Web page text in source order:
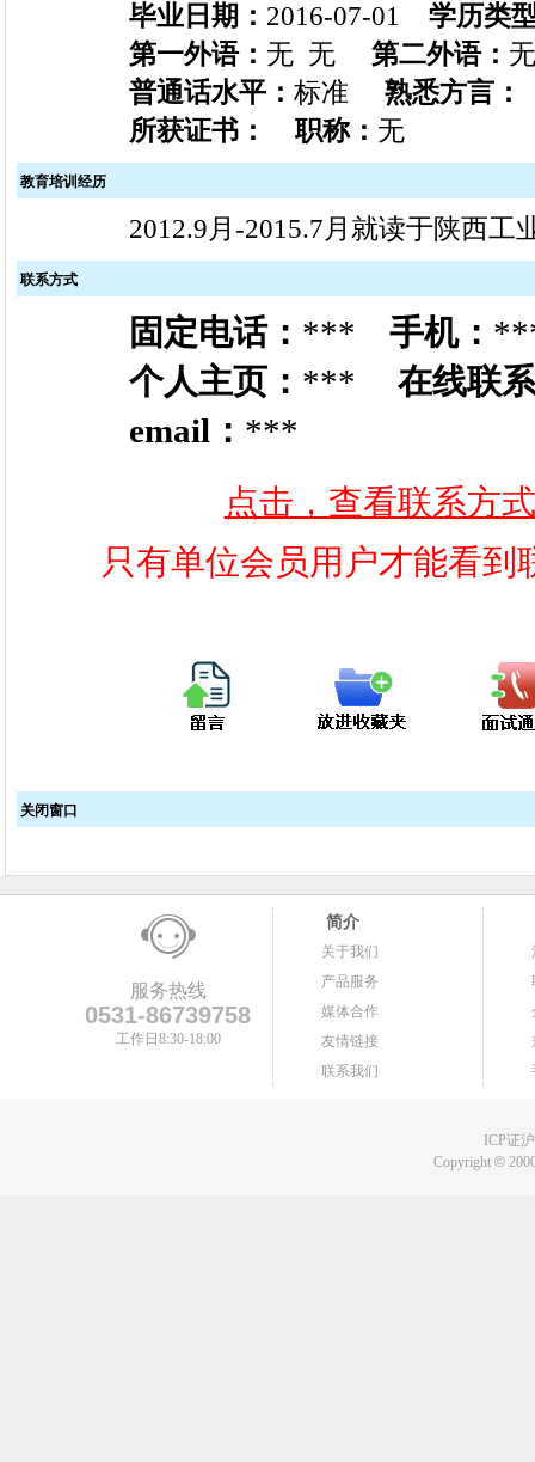
毕业日期： 2016-07-01 学历类
第一外语： 无 无 第二外语：
普通话水平： 标准 熟悉方言：
所获证书：
职称： 无
教育培训经历
2012.9月-2015.7月就读于陕西
联系方式
固定电话： *** 手机：
个人主页： *** 在线联
email： ***
点击，查看联系方
只有单位会员用户才能看到
关闭窗口
服务热线
0531-86739758
工作日8:30-18:00
简介
关于我们
产品服务
媒体合作
友情链接
联系我们
ICP证
Copyright©